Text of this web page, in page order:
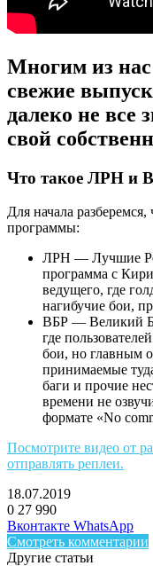
Многим из нас
свежие
далеко не все
свой
Что такое ЛРН и
Для начала разберемся,
программы:
ЛРН — Лучшие
программа с
ведущего, где
нагибучие бои,
ВБР — Великий
где
бои, но главным
принимаемые
баги и прочие
времени не
формате «No
Посмотрите видео от
отправлять реплеи.
18.07.2019
0 27 990
Facebook
Twitter
LinkedIn
Вконтакте WhatsApp
Смотреть комментарии
Другие статьи